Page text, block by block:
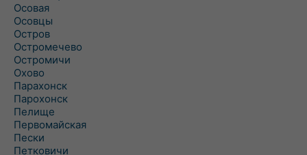
Осовая
Осовцы
Остров
Остромечево
Остромичи
Охово
Парахонск
Парохонск
Пелище
Первомайская
Пески
Петковичи